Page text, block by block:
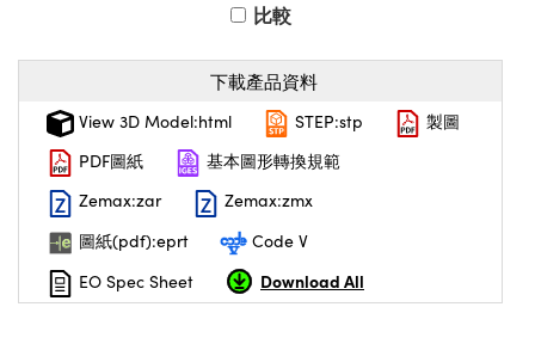
Components | SCHOTT 光學
(UFI)
比較
下載產品資料
View 3D Model:html STEP:stp
製圖
PDF圖紙
基本圖形轉換規範
Zemax:zar
Zemax:zmx
圖紙(pdf):eprt
Code V
EO Spec Sheet
Download All